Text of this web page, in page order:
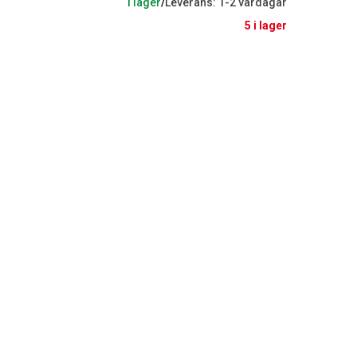
5 i lager